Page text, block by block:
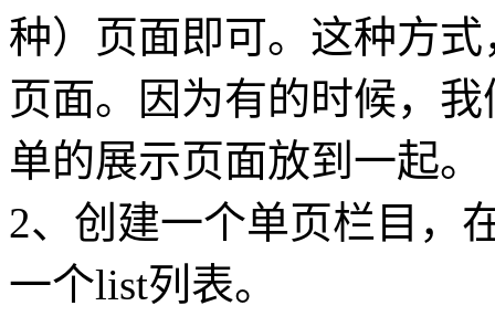
种）页面即可。这种方
页面。因为有的时候，
单的展示页面放到一起。
2、创建一个单页栏目，
一个list列表。